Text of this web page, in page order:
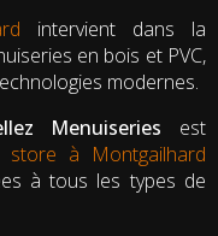
intervient dans la
en bois et PVC,
modernes.
Menuiseries est
store à Montgailhard
à tous les types de